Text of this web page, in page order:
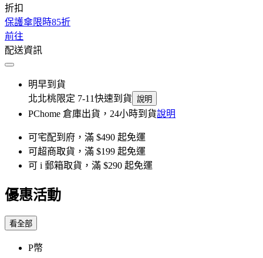
折扣
保護傘限時85折
前往
配送資訊
明早到貨
北北桃限定 7-11快速到貨 說明
PChome 倉庫出貨，24小時到貨說明
可宅配到府，滿 $490 起免運
可超商取貨，滿 $199 起免運
可 i 郵箱取貨，滿 $290 起免運
優惠活動
看全部
P幣